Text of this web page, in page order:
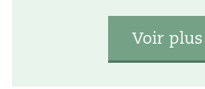
Voir plus